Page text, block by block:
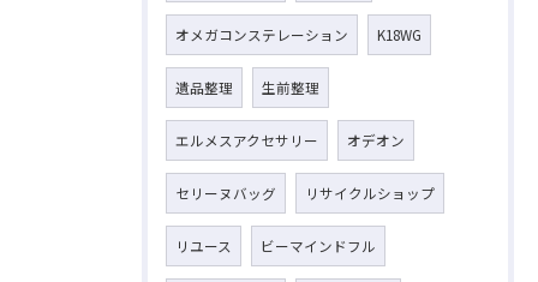
オメガコンステレーション K18WG
遺品整理 生前整理
エルメスアクセサリー オデオン
セリーヌバッグ リサイクルショップ
リユース ビーマインドフル